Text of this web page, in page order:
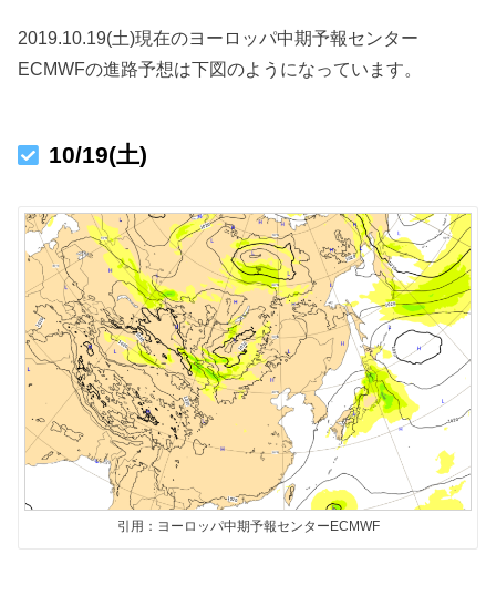
2019.10.19(土)現在のヨーロッパ中期予報センター
ECMWFの進路予想は下図のようになっています。
10/19(土)
引用：ヨーロッパ中期予報センターECMWF